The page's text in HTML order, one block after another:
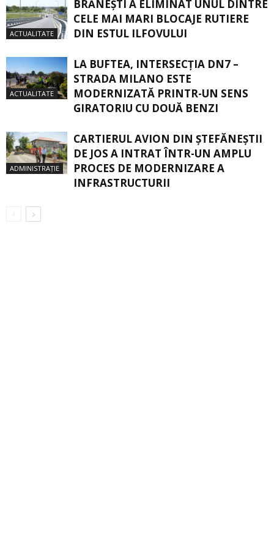
ACTUALITATE
BRĂNEȘTI A ELIMINAT UNUL DINTRE
CELE MAI MARI BLOCAJE RUTIERE
DIN ESTUL ILFOVULUI
ACTUALITATE
LA BUFTEA, INTERSECŢIA DN7 –
STRADA MILANO ESTE
MODERNIZATĂ PRINTR-UN SENS
GIRATORIU CU DOUĂ BENZI
ADMINISTRAȚIE
CARTIERUL AVION DIN ŞTEFĂNEŞTII
DE JOS A INTRAT ÎNTR-UN AMPLU
PROCES DE MODERNIZARE A
INFRASTRUCTURII